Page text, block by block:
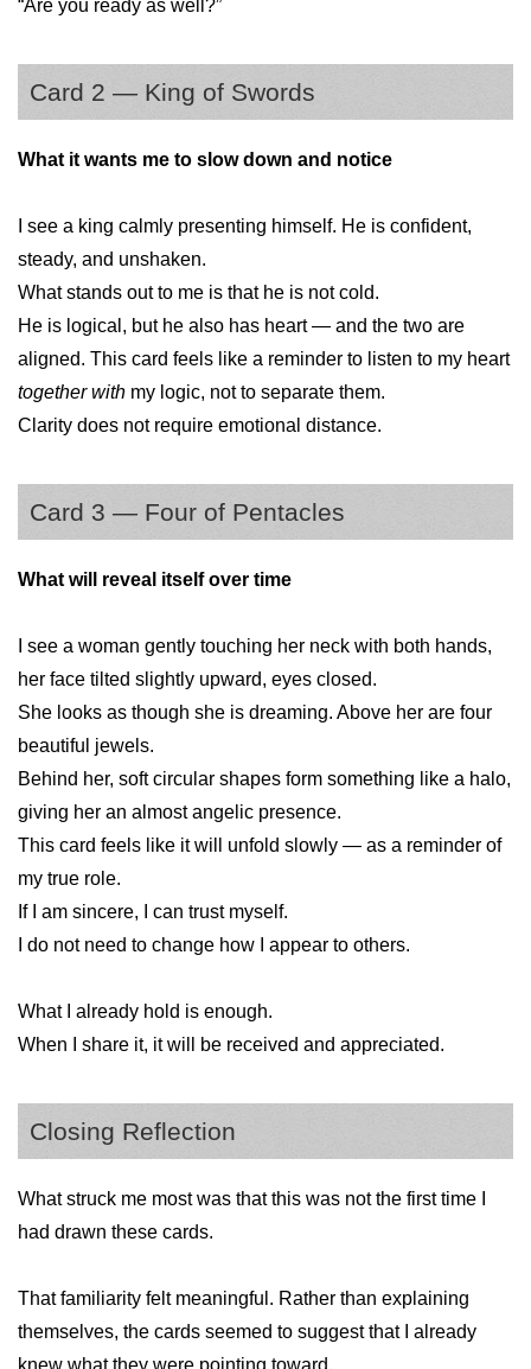
“Are you ready as well?”
Card 2 — King of Swords
What it wants me to slow down and notice
I see a king calmly presenting himself. He is confident,
steady, and unshaken.
What stands out to me is that he is not cold.
He is logical, but he also has heart — and the two are
aligned. This card feels like a reminder to listen to my heart
together with my logic, not to separate them.
Clarity does not require emotional distance.
Card 3 — Four of Pentacles
What will reveal itself over time
I see a woman gently touching her neck with both hands,
her face tilted slightly upward, eyes closed.
She looks as though she is dreaming. Above her are four
beautiful jewels.
Behind her, soft circular shapes form something like a halo,
giving her an almost angelic presence.
This card feels like it will unfold slowly — as a reminder of
my true role.
If I am sincere, I can trust myself.
I do not need to change how I appear to others.
What I already hold is enough.
When I share it, it will be received and appreciated.
Closing Reflection
What struck me most was that this was not the first time I
had drawn these cards.
That familiarity felt meaningful. Rather than explaining
themselves, the cards seemed to suggest that I already
knew what they were pointing toward.